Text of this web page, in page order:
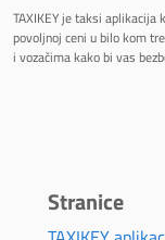
TAXIKEY je taksi aplikacija
povoljnoj ceni u bilo kom
i vozačima kako bi vas
Stranice